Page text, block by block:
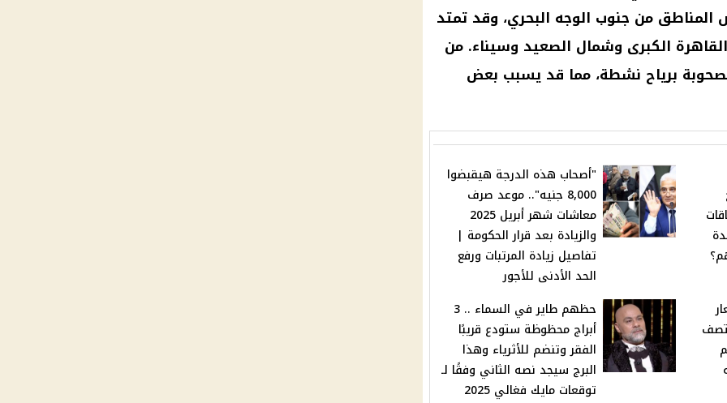
من جنوب الوجه البحري، وقد تمتد
الكبرى وشمال الصعيد وسيناء. من
برياح نشطة، مما قد يسبب بعض
"أصحاب هذه الدرجة هيقبضوا
8,000 جنيه".. موعد صرف
معاشات شهر أبريل 2025
والزيادة بعد قرار الحكومة |
تفاصيل زيادة المرتبات ورفع
الحد الأدنى للأجور
حظهم طاير في السماء .. 3
أبراج محظوظة ستودع قريبًا
الفقر وتنضم للأثرياء وهذا
البرج سيجد نصه الثاني وفقًا لـ
توقعات مايك فغالي 2025